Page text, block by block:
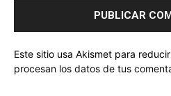
Este sitio usa Akismet para
procesan los datos de tus